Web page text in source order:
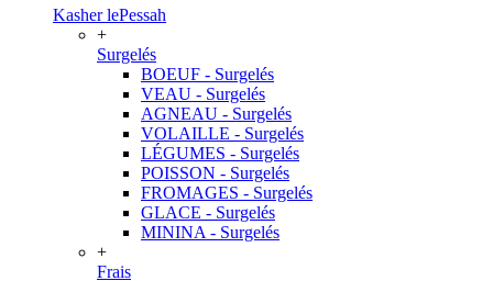
Kasher lePessah
+
Surgelés
BOEUF - Surgelés
VEAU - Surgelés
AGNEAU - Surgelés
VOLAILLE - Surgelés
LÉGUMES - Surgelés
POISSON - Surgelés
FROMAGES - Surgelés
GLACE - Surgelés
MININA - Surgelés
+
Frais